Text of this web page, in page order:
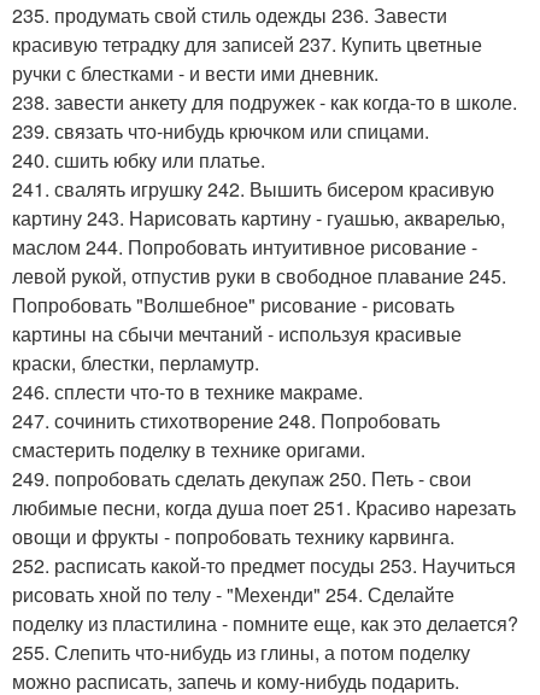
235. продумать свой стиль одежды 236. Завести
красивую тетрадку для записей 237. Купить цветные
ручки с блестками - и вести ими дневник.
238. завести анкету для подружек - как когда-то в школе.
239. связать что-нибудь крючком или спицами.
240. сшить юбку или платье.
241. свалять игрушку 242. Вышить бисером красивую
картину 243. Нарисовать картину - гуашью, акварелью,
маслом 244. Попробовать интуитивное рисование -
левой рукой, отпустив руки в свободное плавание 245.
Попробовать "Волшебное" рисование - рисовать
картины на сбычи мечтаний - используя красивые
краски, блестки, перламутр.
246. сплести что-то в технике макраме.
247. сочинить стихотворение 248. Попробовать
смастерить поделку в технике оригами.
249. попробовать сделать декупаж 250. Петь - свои
любимые песни, когда душа поет 251. Красиво нарезать
овощи и фрукты - попробовать технику карвинга.
252. расписать какой-то предмет посуды 253. Научиться
рисовать хной по телу - "Мехенди" 254. Сделайте
поделку из пластилина - помните еще, как это делается?
255. Слепить что-нибудь из глины, а потом поделку
можно расписать, запечь и кому-нибудь подарить.